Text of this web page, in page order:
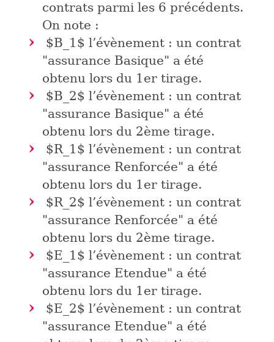
contrats parmi les 6 précédents.
On note :
$B_1$ l’évènement : un contrat
"assurance Basique" a été
obtenu lors du 1er tirage.
$B_2$ l’évènement : un contrat
"assurance Basique" a été
obtenu lors du 2ème tirage.
$R_1$ l’évènement : un contrat
"assurance Renforcée" a été
obtenu lors du 1er tirage.
$R_2$ l’évènement : un contrat
"assurance Renforcée" a été
obtenu lors du 2ème tirage.
$E_1$ l’évènement : un contrat
"assurance Etendue" a été
obtenu lors du 1er tirage.
$E_2$ l’évènement : un contrat
"assurance Etendue" a été